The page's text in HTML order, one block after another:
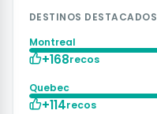
DESTINOS DESTACADOS
Montreal
+168recos
Quebec
+114recos